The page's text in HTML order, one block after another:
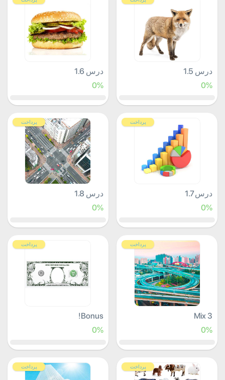
درس 1.5
0%
درس 1.6
0%
پرداخت
درس 1.7
0%
پرداخت
درس 1.8
0%
پرداخت
Mix 3
0%
پرداخت
Bonus!
0%
پرداخت پرداخت